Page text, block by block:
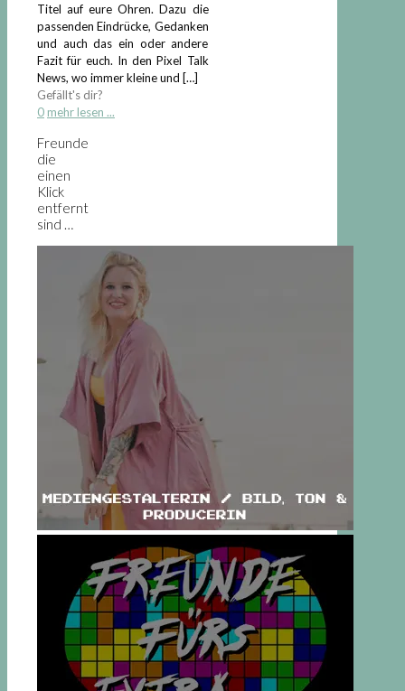
Titel auf eure Ohren. Dazu die
passenden Eindrücke, Gedanken
und auch das ein oder andere
Fazit für euch. In den Pixel Talk
News, wo immer kleine und […]
Gefällt's dir?
0 mehr lesen ...
Freunde
die
einen
Klick
entfernt
sind …